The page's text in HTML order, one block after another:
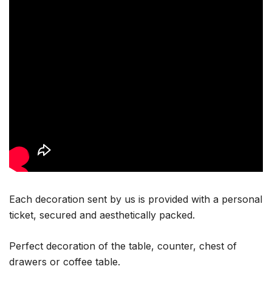
Each decoration sent by us is provided with a personal
ticket, secured and aesthetically packed.
Perfect decoration of the table, counter, chest of
drawers or coffee table.